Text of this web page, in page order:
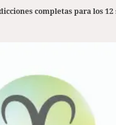
completas para los 12